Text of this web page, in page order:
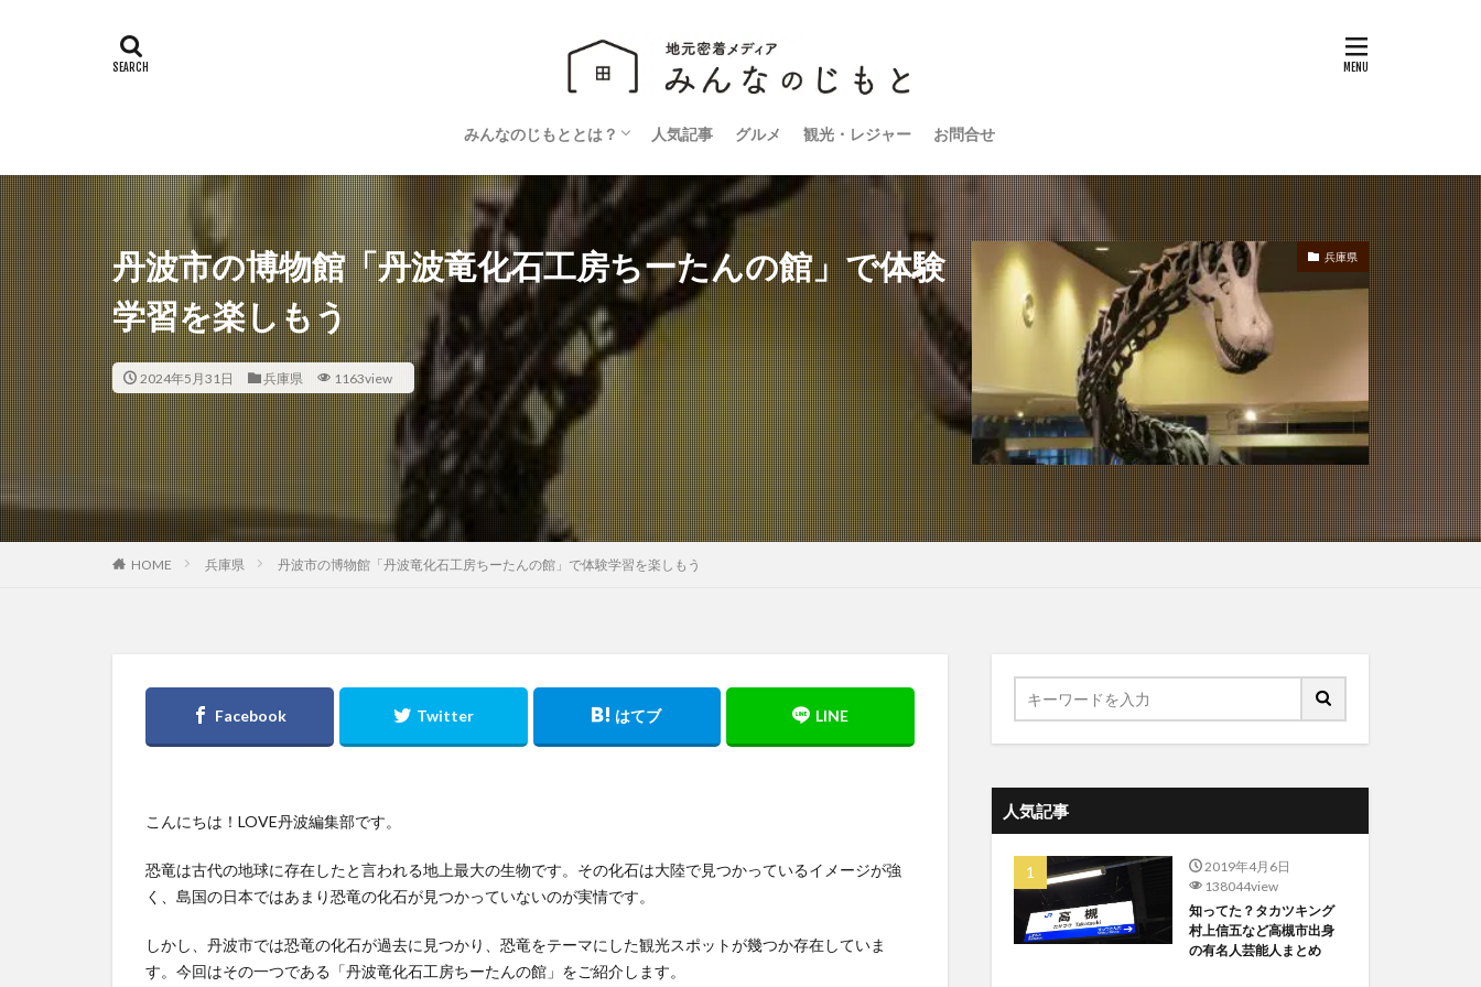
みんなのじもととは？
運営会社
プライバシーポリシー
人気記事 グルメ 観光・レジャー お問合せ
丹波市の博物館「丹波竜化石工房ちーたんの館」で体験
学習を楽しもう
2024年5月31日 兵庫県 1163view
兵庫県
HOME 兵庫県 丹波市の博物館「丹波竜化石工房ちーたんの館」で体験学習を楽しもう
こんにちは！LOVE丹波編集部です。
恐竜は古代の地球に存在したと言われる地上最大の生物です。その化石は大陸で見つかっているイメージが強
く、島国の日本ではあまり恐竜の化石が見つかっていないのが実情です。
しかし、丹波市では恐竜の化石が過去に見つかり、恐竜をテーマにした観光スポットが幾つか存在していま
す。今回はその一つである「丹波竜化石工房ちーたんの館」をご紹介します。
人気記事
2019年4月6日
138044view
知ってた？タカツキング
村上信五など高槻市出身
の有名人芸能人まとめ